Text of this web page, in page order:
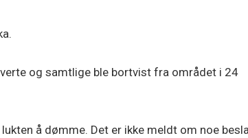
og samtlige ble bortvist fra området i 24
å dømme. Det er ikke meldt om noe